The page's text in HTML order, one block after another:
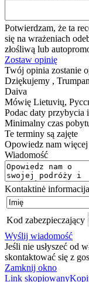
Potwierdzam, że ta
się na wrażeniach
złośliwą lub
Zostaw opinię
Twój opinia zostanie
Dziękujemy ,
Daiva
Mówię Lietuvių,
Podac daty przybycia
Minimalny czas
Te terminy są zajęte
Opowiedz nam
Wiadomość
Kontaktinė informacija
Kod zabezpieczający
Wyślij wiadomość
Jeśli nie usłyszeć od
skontaktować się z
Zamknij okno
Link skopiowany